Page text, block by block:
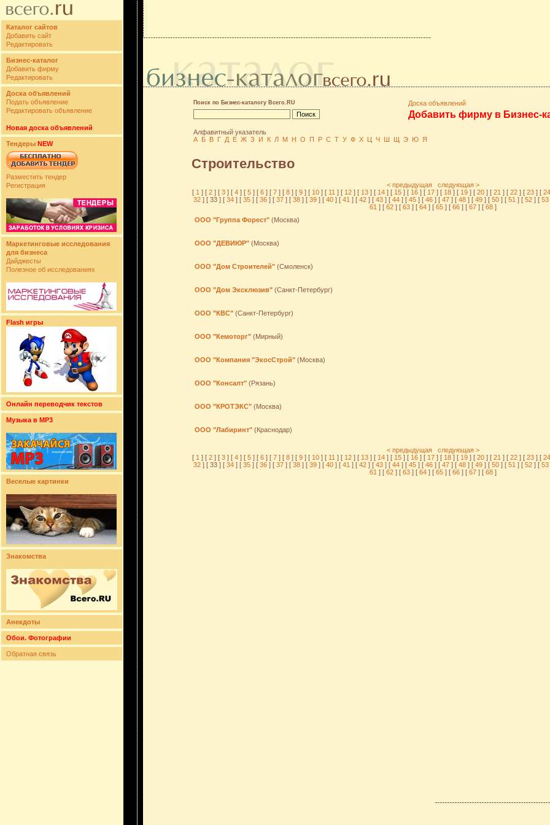
Каталог сайтов
Добавить сайт
Редактировать
Бизнес-каталог
Добавить фирму
Редактировать
Доска объявлений
Подать объявление
Редактировать объявление
Новая доска объявлений
Тендеры NEW
Разместить тендер
Регистрация
Маркетинговые исследования
для бизнеса
Дайджесты
Полезное об исследованиях
Flash игры
Онлайн переводчик текстов
Музыка в MP3
Веселые картинки
Знакомства
Анекдоты
Обои. Фотографии
Обратная связь
Поиск по Бизнес-каталогу Всего.RU Доска объявлений
Добавить фирму в Бизнес-
Алфавитный указатель
А Б В Г Д Е Ж З И К Л М Н О П Р С Т У Ф Х Ц Ч Ш Щ Э Ю Я
Строительство
< предыдущая
следующая >
[1 ] [2 ] [3 ] [4 ] [5 ] [6 ] [7 ] [8 ] [9 ] [10 ] [11 ] [12 ] [13 ] [14 ] [15 ] [16 ] [17 ] [18 ] [19 ] [20 ] [21 ] [22 ] [23 ] [24
32 ] [ 33 ] [ 34 ] [ 35 ] [ 36 ] [ 37 ] [ 38 ] [ 39 ] [ 40 ] [ 41 ] [ 42 ] [ 43 ] [ 44 ] [ 45 ] [ 46 ] [ 47 ] [ 48 ] [ 49 ] [ 50 ] [ 51 ] [ 52 ] [ 53
61 ] [62 ] [63 ] [64 ] [65 ] [66 ] [67 ] [68 ]
ООО "Группа Форест" (Москва)
ООО "ДЕВИЮР" (Москва)
ООО "Дом Строителей" (Смоленск)
ООО "Дом Эксклюзив" (Санкт-Петербург)
ООО "КВС" (Санкт-Петербург)
ООО "Кемоторг" (Мирный)
ООО "Компания "ЭкосСтрой" (Москва)
ООО "Консалт" (Рязань)
ООО "КРОТЭКС" (Москва)
ООО "Лабиринт" (Краснодар)
< предыдущая
следующая >
[1 ] [2 ] [3 ] [4 ] [5 ] [6 ] [7 ] [8 ] [9 ] [10 ] [11 ] [12 ] [13 ] [14 ] [15 ] [16 ] [17 ] [18 ] [19 ] [20 ] [21 ] [22 ] [23 ] [24
32 ] [ 33 ] [ 34 ] [ 35 ] [ 36 ] [ 37 ] [ 38 ] [ 39 ] [ 40 ] [ 41 ] [ 42 ] [ 43 ] [ 44 ] [ 45 ] [ 46 ] [ 47 ] [ 48 ] [ 49 ] [ 50 ] [ 51 ] [ 52 ] [ 53
61 ] [62 ] [63 ] [64 ] [65 ] [66 ] [67 ] [68 ]